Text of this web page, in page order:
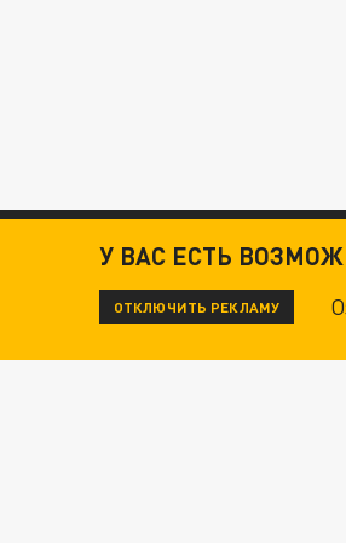
ЧИТАЙТЕ ТАКЖЕ:
У ВАС ЕСТЬ
ОТКЛЮЧИТЬ РЕКЛАМУ